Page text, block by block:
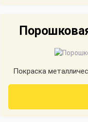
Покраска